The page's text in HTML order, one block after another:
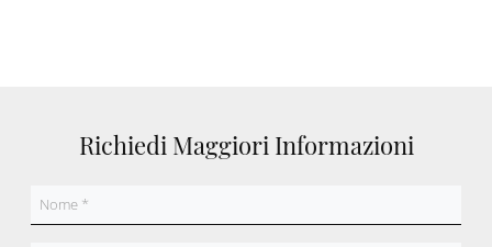
Richiedi Maggiori Informazioni